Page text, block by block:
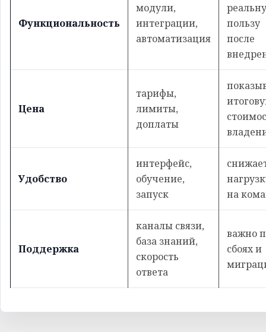
Функциональность
модули,
интеграции,
автоматизация
пользу
после
Цена
тарифы,
лимиты,
доплаты
Удобство
интерфейс,
обучение,
запуск
на
Поддержка
каналы связи,
база знаний,
скорость
ответа
важно
сбоях и